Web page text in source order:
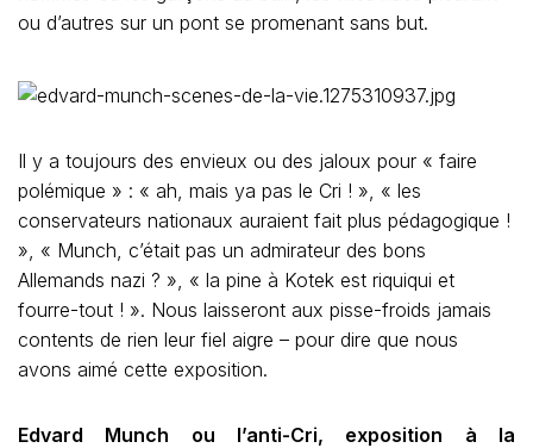
ou d’autres sur un pont se promenant sans but.
Il y a toujours des envieux ou des jaloux pour « faire
polémique » : « ah, mais ya pas le Cri ! », « les
conservateurs nationaux auraient fait plus pédagogique !
», « Munch, c’était pas un admirateur des bons
Allemands nazi ? », « la pine à Kotek est riquiqui et
fourre-tout ! ». Nous laisseront aux pisse-froids jamais
contents de rien leur fiel aigre – pour dire que nous
avons aimé cette exposition.
Edvard Munch ou l’anti-Cri, exposition à la